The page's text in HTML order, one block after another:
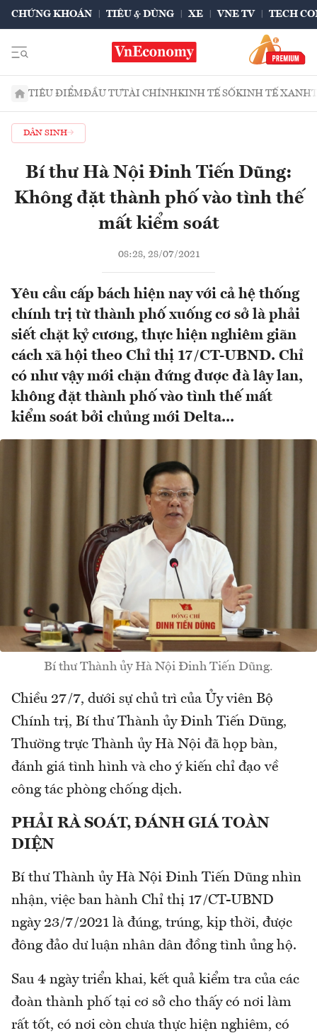
CHỨNG KHOÁN TIÊU & DÙNG XE VNE TV TECH
TIÊU ĐIỂMĐẦU TƯTÀI CHÍNHKINH TẾ SỐKINH TẾ XANH
DÂN SINH
Bí thư Hà Nội Đinh Tiến Dũng:
Không đặt thành phố vào tình thế
mất kiểm soát
08:28, 28/07/2021
Yêu cầu cấp bách hiện nay với cả hệ thống
chính trị từ thành phố xuống cơ sở là phải
siết chặt kỷ cương, thực hiện nghiêm giãn
cách xã hội theo Chỉ thị 17/CT-UBND. Chỉ
có như vậy mới chặn đứng được đà lây lan,
không đặt thành phố vào tình thế mất
kiểm soát bởi chủng mới Delta...
Bí thư Thành ủy Hà Nội Đinh Tiến Dũng.
Chiều 27/7, dưới sự chủ trì của Ủy viên Bộ
Chính trị, Bí thư Thành ủy Đinh Tiến Dũng,
Thường trực Thành ủy Hà Nội đã họp bàn,
đánh giá tình hình và cho ý kiến chỉ đạo về
công tác phòng chống dịch.
PHẢI RÀ SOÁT, ĐÁNH GIÁ TOÀN
DIỆN
Bí thư Thành ủy Hà Nội Đinh Tiến Dũng nhìn
nhận, việc ban hành Chỉ thị 17/CT-UBND
ngày 23/7/2021 là đúng, trúng, kịp thời, được
đông đảo dư luận nhân dân đồng tình ủng hộ.
Sau 4 ngày triển khai, kết quả kiểm tra của các
đoàn thành phố tại cơ sở cho thấy có nơi làm
rất tốt, có nơi còn chưa thực hiện nghiêm, có